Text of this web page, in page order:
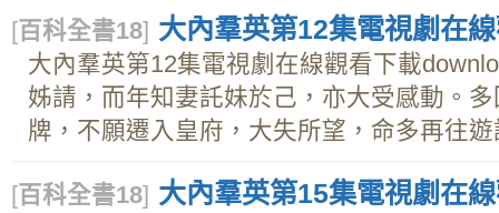
[百科全書18] 大內羣英第12集電視劇在
大內羣英第12集電視劇在線觀看下載
姊請，而年知妻託妹於己，亦大受感動。
牌，不願遷入皇府，大失所望，命多再往
[百科全書18] 大內羣英第15集電視劇在